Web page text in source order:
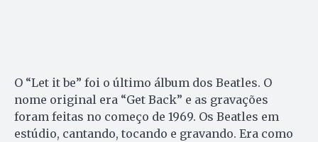
O “Let it be” foi o último álbum dos Beatles. O
nome original era “Get Back” e as gravações
foram feitas no começo de 1969. Os Beatles em
estúdio, cantando, tocando e gravando. Era como